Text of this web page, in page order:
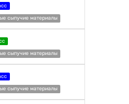
сыпучие материалы
сыпучие материалы
сыпучие материалы